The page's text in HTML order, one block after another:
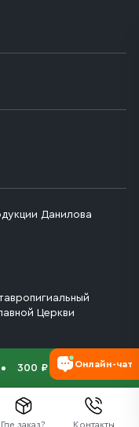
Где заказ? Контакты
300 ₽
Данилова
Церкви
Онлайн-чат